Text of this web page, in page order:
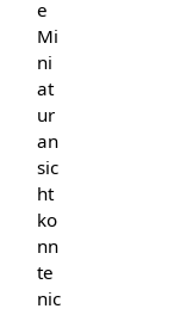
e
Mi
ni
at
ur
an
sic
ht
ko
nn
te
nic